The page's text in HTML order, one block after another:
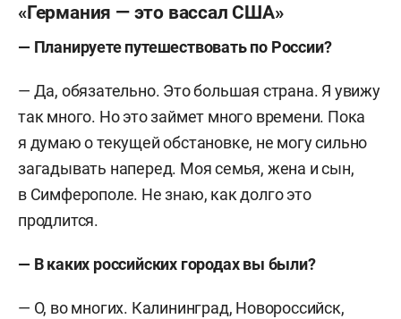
«Германия — это вассал США»
— Планируете путешествовать по России?
— Да, обязательно. Это большая страна. Я увижу
так много. Но это займет много времени. Пока
я думаю о текущей обстановке, не могу сильно
загадывать наперед. Моя семья, жена и сын,
в Симферополе. Не знаю, как долго это
продлится.
— В каких российских городах вы были?
— О, во многих. Калининград, Новороссийск,